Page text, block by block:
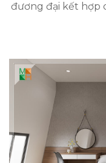
đương đại kết hợp